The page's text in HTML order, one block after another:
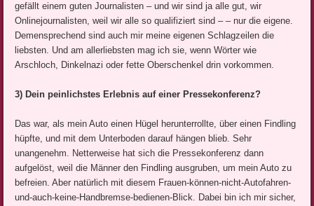
gefällt einem guten Journalisten – und wir sind ja alle gut, wir
Onlinejournalisten, weil wir alle so qualifiziert sind – – nur die eigene.
Demensprechend sind auch mir meine eigenen Schlagzeilen die
liebsten. Und am allerliebsten mag ich sie, wenn Wörter wie
Arschloch, Dinkelnazi oder fette Oberschenkel drin vorkommen.
3) Dein peinlichstes Erlebnis auf einer Pressekonferenz?
Das war, als mein Auto einen Hügel herunterrollte, über einen Findling
hüpfte, und mit dem Unterboden darauf hängen blieb. Sehr
unangenehm. Netterweise hat sich die Pressekonferenz dann
aufgelöst, weil die Männer den Findling ausgruben, um mein Auto zu
befreien. Aber natürlich mit diesem Frauen-können-nicht-Autofahren-
und-auch-keine-Handbremse-bedienen-Blick. Dabei bin ich mir sicher,